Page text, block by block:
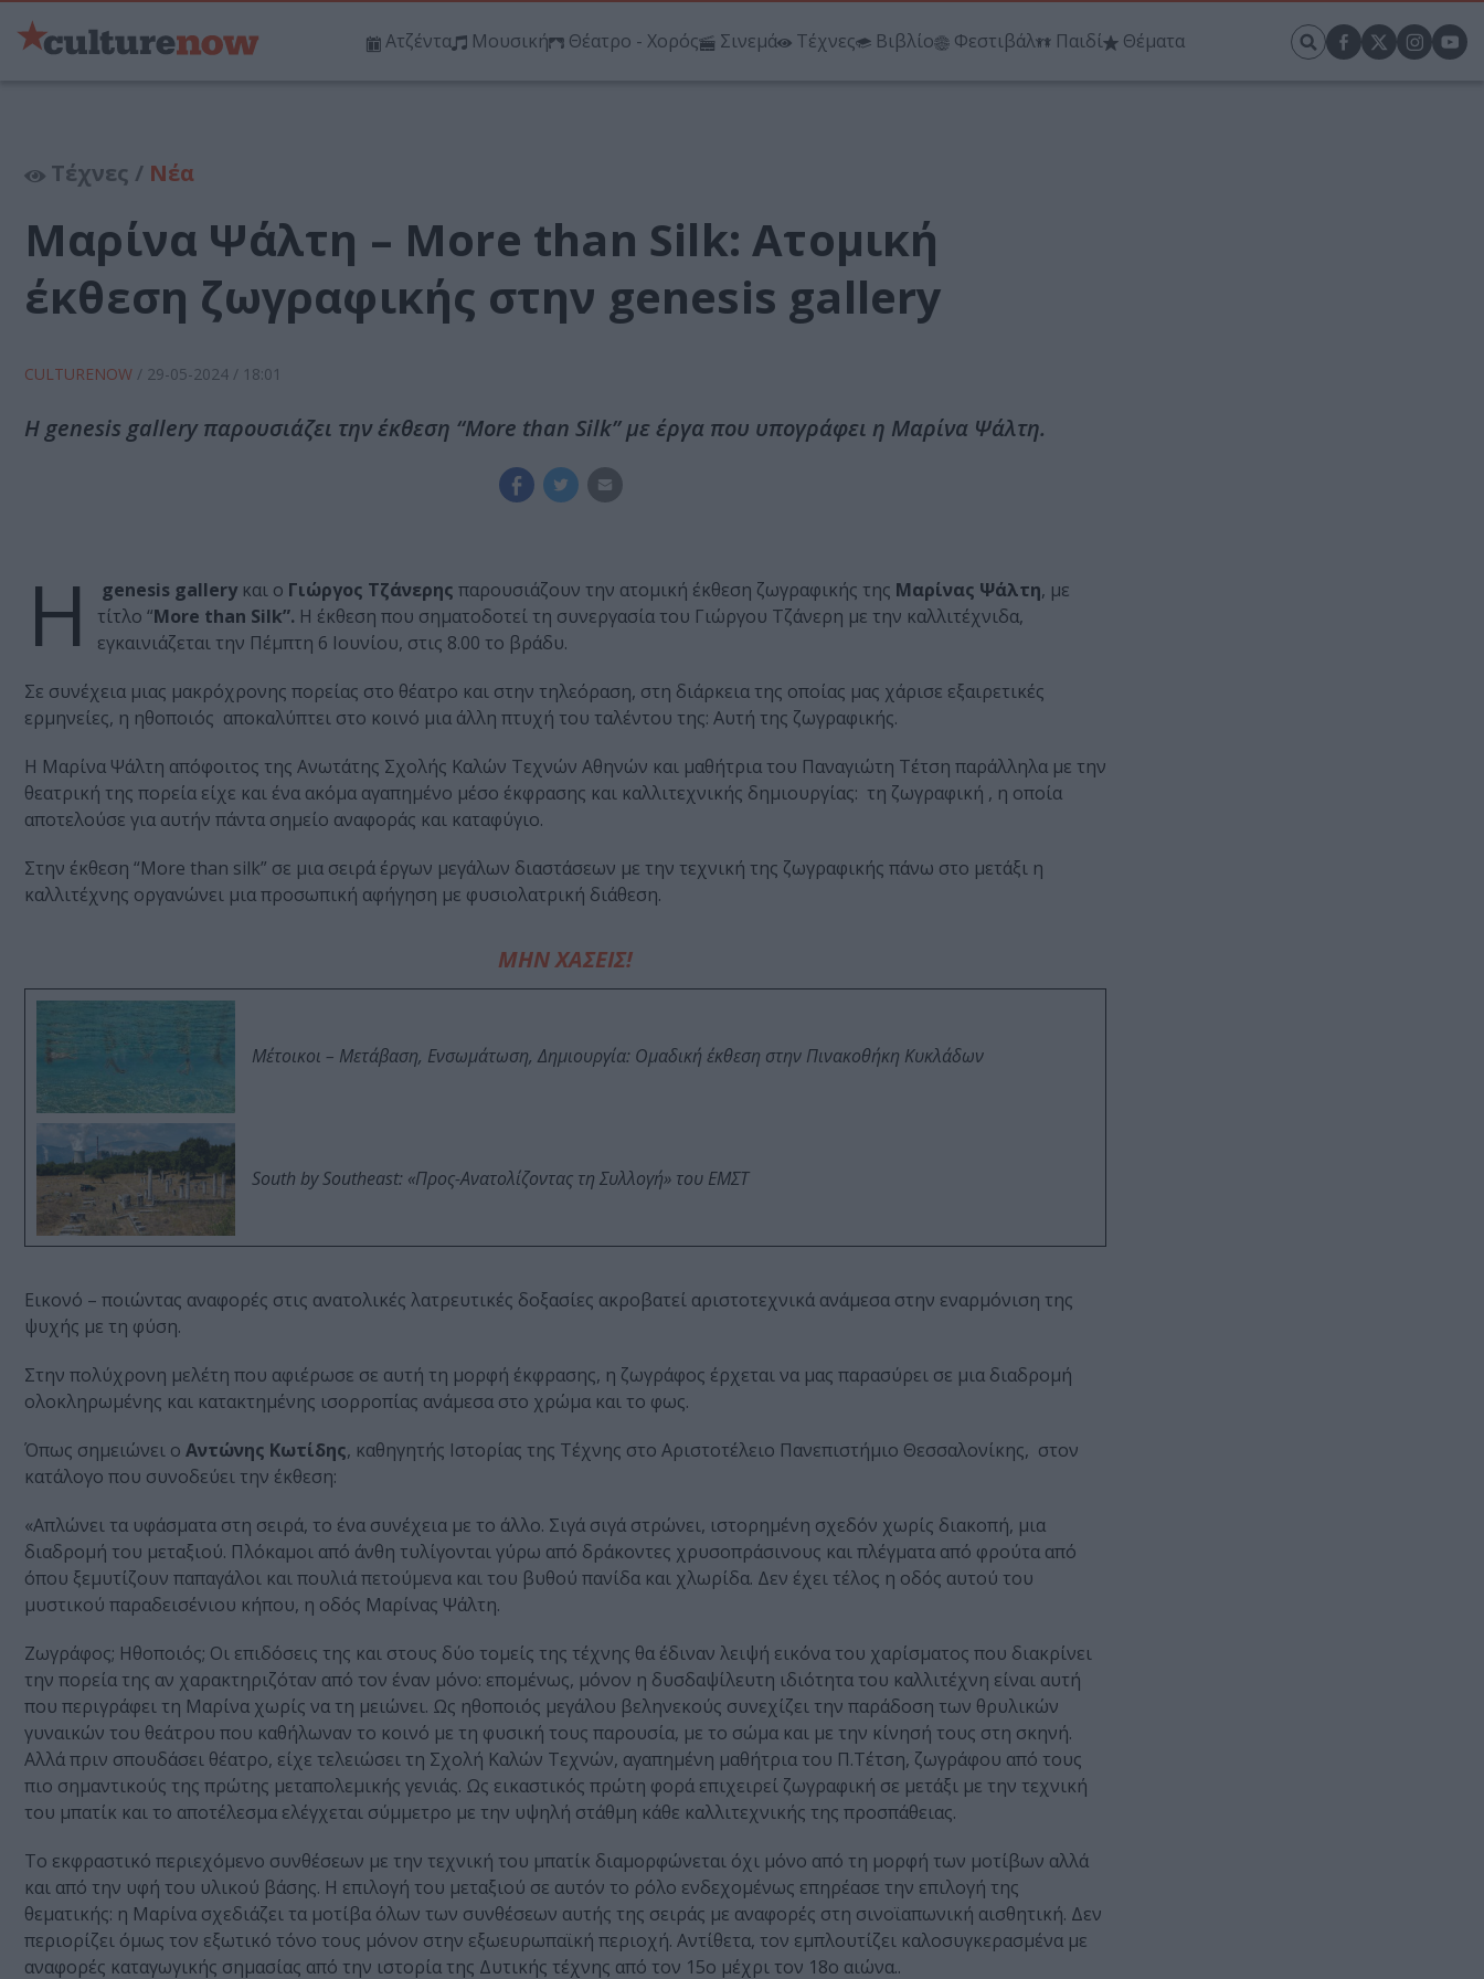
Ατζέντα Μουσική Θέατρο - Χορός Σινεμά Τέχνες Βιβλίο Φεστιβάλ Παιδί Θέματα
Τέχνες / Νέα
Μαρίνα Ψάλτη – More than Silk: Ατομική
έκθεση ζωγραφικής στην genesis gallery
CULTURENOW / 29-05-2024 / 18:01
Η genesis gallery παρουσιάζει την έκθεση “More than Silk” με έργα που υπογράφει η Μαρίνα Ψάλτη.
Η genesis gallery και ο Γιώργος Τζάνερης παρουσιάζουν την ατομική έκθεση ζωγραφικής της Μαρίνας Ψάλτη, με
τίτλο “More than Silk”. Η έκθεση που σηματοδοτεί τη συνεργασία του Γιώργου Τζάνερη με την καλλιτέχνιδα,
εγκαινιάζεται την Πέμπτη 6 Ιουνίου, στις 8.00 το βράδυ.
Σε συνέχεια μιας μακρόχρονης πορείας στο θέατρο και στην τηλεόραση, στη διάρκεια της οποίας μας χάρισε εξαιρετικές
ερμηνείες, η ηθοποιός αποκαλύπτει στο κοινό μια άλλη πτυχή του ταλέντου της: Αυτή της ζωγραφικής.
Η Μαρίνα Ψάλτη απόφοιτος της Ανωτάτης Σχολής Καλών Τεχνών Αθηνών και μαθήτρια του Παναγιώτη Τέτση παράλληλα με την
θεατρική της πορεία είχε και ένα ακόμα αγαπημένο μέσο έκφρασης και καλλιτεχνικής δημιουργίας: τη ζωγραφική , η οποία
αποτελούσε για αυτήν πάντα σημείο αναφοράς και καταφύγιο.
Στην έκθεση “More than silk” σε μια σειρά έργων μεγάλων διαστάσεων με την τεχνική της ζωγραφικής πάνω στο μετάξι η
καλλιτέχνης οργανώνει μια προσωπική αφήγηση με φυσιολατρική διάθεση.
ΜΗΝ ΧΑΣΕΙΣ!
Μέτοικοι – Μετάβαση, Ενσωμάτωση, Δημιουργία: Ομαδική έκθεση στην Πινακοθήκη Κυκλάδων
South by Southeast: «Προς-Ανατολίζοντας τη Συλλογή» του ΕΜΣΤ
Εικονό – ποιώντας αναφορές στις ανατολικές λατρευτικές δοξασίες ακροβατεί αριστοτεχνικά ανάμεσα στην εναρμόνιση της
ψυχής με τη φύση.
Στην πολύχρονη μελέτη που αφιέρωσε σε αυτή τη μορφή έκφρασης, η ζωγράφος έρχεται να μας παρασύρει σε μια διαδρομή
ολοκληρωμένης και κατακτημένης ισορροπίας ανάμεσα στο χρώμα και το φως.
Όπως σημειώνει ο Αντώνης Κωτίδης, καθηγητής Ιστορίας της Τέχνης στο Αριστοτέλειο Πανεπιστήμιο Θεσσαλονίκης, στον
κατάλογο που συνοδεύει την έκθεση:
«Απλώνει τα υφάσματα στη σειρά, το ένα συνέχεια με το άλλο. Σιγά σιγά στρώνει, ιστορημένη σχεδόν χωρίς διακοπή, μια
διαδρομή του μεταξιού. Πλόκαμοι από άνθη τυλίγονται γύρω από δράκοντες χρυσοπράσινους και πλέγματα από φρούτα από
όπου ξεμυτίζουν παπαγάλοι και πουλιά πετούμενα και του βυθού πανίδα και χλωρίδα. Δεν έχει τέλος η οδός αυτού του
μυστικού παραδεισένιου κήπου, η οδός Μαρίνας Ψάλτη.
Ζωγράφος; Ηθοποιός; Οι επιδόσεις της και στους δύο τομείς της τέχνης θα έδιναν λειψή εικόνα του χαρίσματος που διακρίνει
την πορεία της αν χαρακτηριζόταν από τον έναν μόνο: επομένως, μόνον η δυσδαψίλευτη ιδιότητα του καλλιτέχνη είναι αυτή
που περιγράφει τη Μαρίνα χωρίς να τη μειώνει. Ως ηθοποιός μεγάλου βεληνεκούς συνεχίζει την παράδοση των θρυλικών
γυναικών του θεάτρου που καθήλωναν το κοινό με τη φυσική τους παρουσία, με το σώμα και με την κίνησή τους στη σκηνή.
Αλλά πριν σπουδάσει θέατρο, είχε τελειώσει τη Σχολή Καλών Τεχνών, αγαπημένη μαθήτρια του Π.Τέτση, ζωγράφου από τους
πιο σημαντικούς της πρώτης μεταπολεμικής γενιάς. Ως εικαστικός πρώτη φορά επιχειρεί ζωγραφική σε μετάξι με την τεχνική
του μπατίκ και το αποτέλεσμα ελέγχεται σύμμετρο με την υψηλή στάθμη κάθε καλλιτεχνικής της προσπάθειας.
Το εκφραστικό περιεχόμενο συνθέσεων με την τεχνική του μπατίκ διαμορφώνεται όχι μόνο από τη μορφή των μοτίβων αλλά
και από την υφή του υλικού βάσης. Η επιλογή του μεταξιού σε αυτόν το ρόλο ενδεχομένως επηρέασε την επιλογή της
θεματικής: η Μαρίνα σχεδιάζει τα μοτίβα όλων των συνθέσεων αυτής της σειράς με αναφορές στη σινοϊαπωνική αισθητική. Δεν
περιορίζει όμως τον εξωτικό τόνο τους μόνον στην εξωευρωπαϊκή περιοχή. Αντίθετα, τον εμπλουτίζει καλοσυγκερασμένα με
αναφορές καταγωγικής σημασίας από την ιστορία της Δυτικής τέχνης από τον 15ο μέχρι τον 18ο αιώνα..